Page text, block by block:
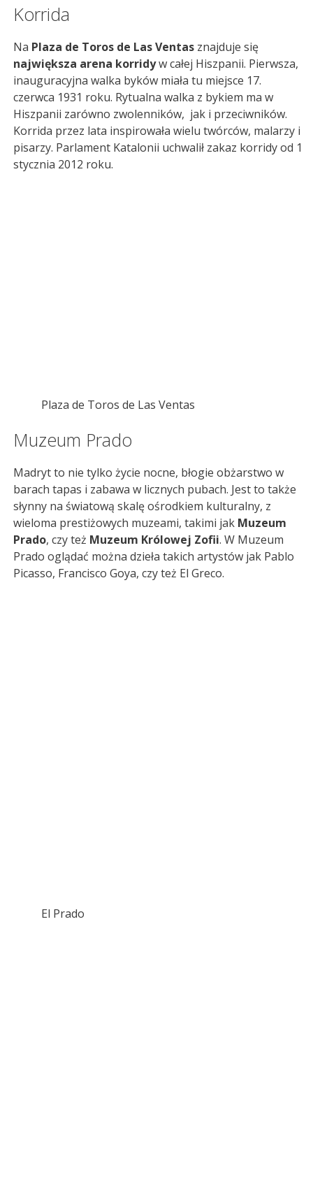
Korrida
Na Plaza de Toros de Las Ventas znajduje się
największa arena korridyw całej Hiszpanii. Pierwsza,
inauguracyjna walka byków miała tu miejsce 17.
czerwca 1931 roku. Rytualna walka z bykiem ma w
Hiszpanii zarówno zwolenników, jak i przeciwników.
Korrida przez lata inspirowała wielu twórców, malarzy i
pisarzy. Parlament Katalonii uchwalił zakaz korridy od 1
stycznia 2012 roku.
Plaza de Toros de Las Ventas
Muzeum Prado
Madryt to nie tylko życie nocne, błogie obżarstwo w
barach tapas i zabawa w licznych pubach. Jest to także
słynny na światową skalę ośrodkiem kulturalny, z
wieloma prestiżowych muzeami, takimi jak Muzeum
Prado, czy też Muzeum Królowej Zofii. W Muzeum
Prado oglądać można dzieła takich artystów jak Pablo
Picasso, Francisco Goya, czy też El Greco.
El Prado